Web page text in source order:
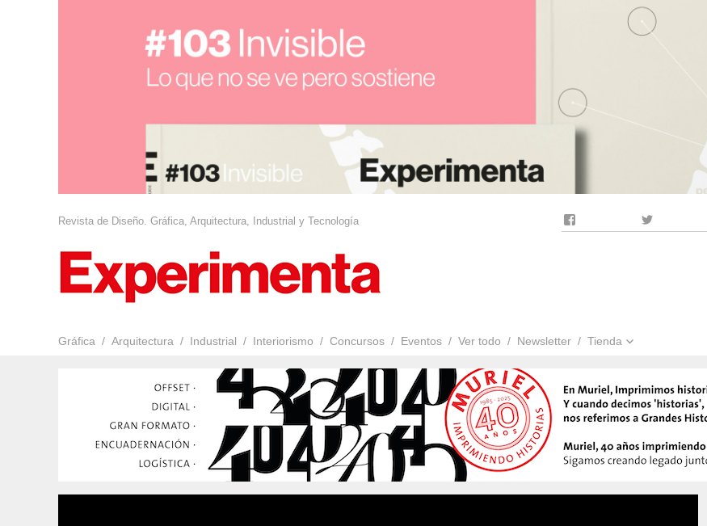
Revista de Diseño. Gráfica, Arquitectura, Industrial y Tecnología
Gráfica Arquitectura Industrial Interiorismo Concursos Eventos Ver todo Newsletter Tienda